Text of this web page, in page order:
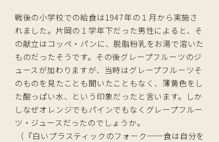
戦後の小学校での給食は1947年の１月から実施さ
れました。片岡の１学年下だった男性によると、そ
の献立はコッペ・パンに、脱脂粉乳をお湯で溶いた
ものだったそうです。その後グレープフルーツのジ
ュースが加わりますが、当時はグレープフルーツそ
のものを見たことも聞いたこともなく、薄黄色をし
た酸っぱい水、という印象だったと言います。しか
しなぜオレンジでもパインでもなくグレープフルー
ツ・ジュースだったのでしょうか。
（『白いプラスティックのフォーク──食は自分を